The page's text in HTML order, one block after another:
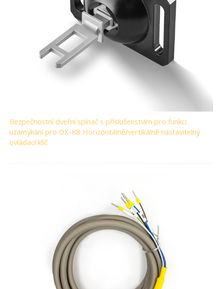
Bezpečnostní dveřní spínač s příslušenstvím pro funkci
uzamykání pro OX-K8 Horizontálně/vertikálně nastavitelný
ovládací klíč